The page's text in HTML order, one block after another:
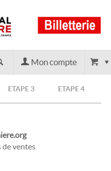
Mon compte
ETAPE 3 ETAPE 4
ventes